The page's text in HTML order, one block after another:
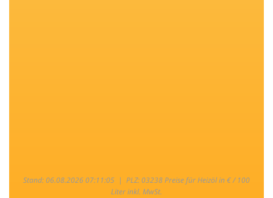
Stand: 06.08.2026 07:11:05 | PLZ: 03238 Preise für Heizöl in € / 100
Liter inkl. MwSt.